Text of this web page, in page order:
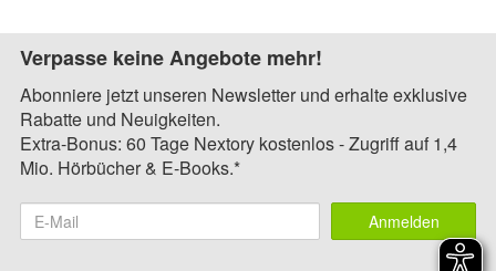
Verpasse keine Angebote mehr!
Abonniere jetzt unseren Newsletter und erhalte exklusive
Rabatte und Neuigkeiten.
Extra-Bonus: 60 Tage Nextory kostenlos - Zugriff auf 1,4
Mio. Hörbücher & E-Books.*
Anmelden